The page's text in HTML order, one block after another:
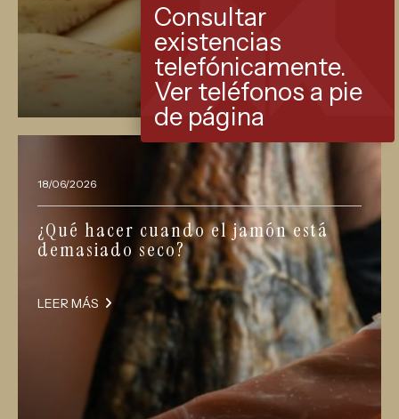
18/06/2026
¿Qué hacer cuando el jamón está
demasiado seco?
LEER MÁS
Consultar
existencias
telefónicamente.
Ver teléfonos a pie
de página